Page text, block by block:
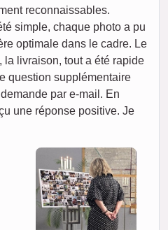
reconnaissables.
simple, chaque photo a pu
optimale dans le cadre. Le
la livraison, tout a été rapide
question supplémentaire
par e-mail. En
une réponse positive. Je